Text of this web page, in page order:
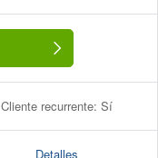
Cliente recurrente: Sí
Detalles